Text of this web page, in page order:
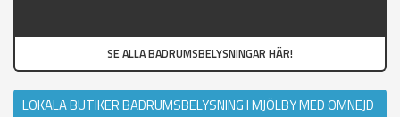
SE ALLA BADRUMSBELYSNINGAR HÄR!
LOKALA BUTIKER BADRUMSBELYSNING I MJÖLBY MED OMNEJD